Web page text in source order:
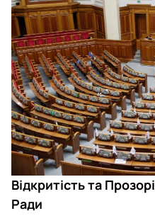
Відкритість та
Ради